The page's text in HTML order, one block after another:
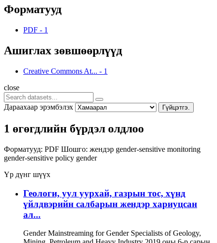
Форматууд
PDF - 1
Ашиглах зөвшөөрлүүд
Creative Commons At... - 1
close
Дараахаар эрэмбэлэх Гүйцэтгэ.
1 өгөгдлийн бүрдэл олдлоо
Форматууд: PDF Шошго: жендэр gender-sensitive monitoring
gender-sensitive policy gender
Үр дүнг шүүх
Геологи, уул уурхай, газрын тос, хүнд
үйлдвэрийн салбарын жендэр хариуцсан
ал...
Gender Mainstreaming for Gender Specialists of Geology,